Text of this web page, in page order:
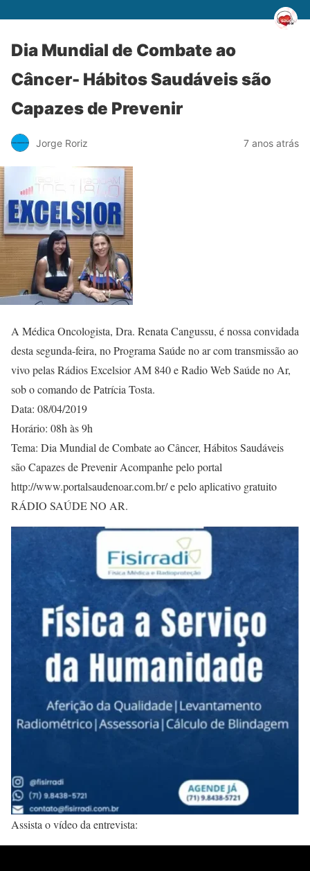
Dia Mundial de Combate ao
Câncer- Hábitos Saudáveis são
Capazes de Prevenir
Jorge Roriz 7 anos atrás
A Médica Oncologista, Dra. Renata Cangussu, é nossa convidada
desta segunda-feira, no Programa Saúde no ar com transmissão ao
vivo pelas Rádios Excelsior AM 840 e Radio Web Saúde no Ar,
sob o comando de Patrícia Tosta.
Data: 08/04/2019
Horário: 08h às 9h
Tema: Dia Mundial de Combate ao Câncer, Hábitos Saudáveis
são Capazes de Prevenir Acompanhe pelo portal
http://www.portalsaudenoar.com.br/ e pelo aplicativo gratuito
RÁDIO SAÚDE NO AR.
Assista o vídeo da entrevista: